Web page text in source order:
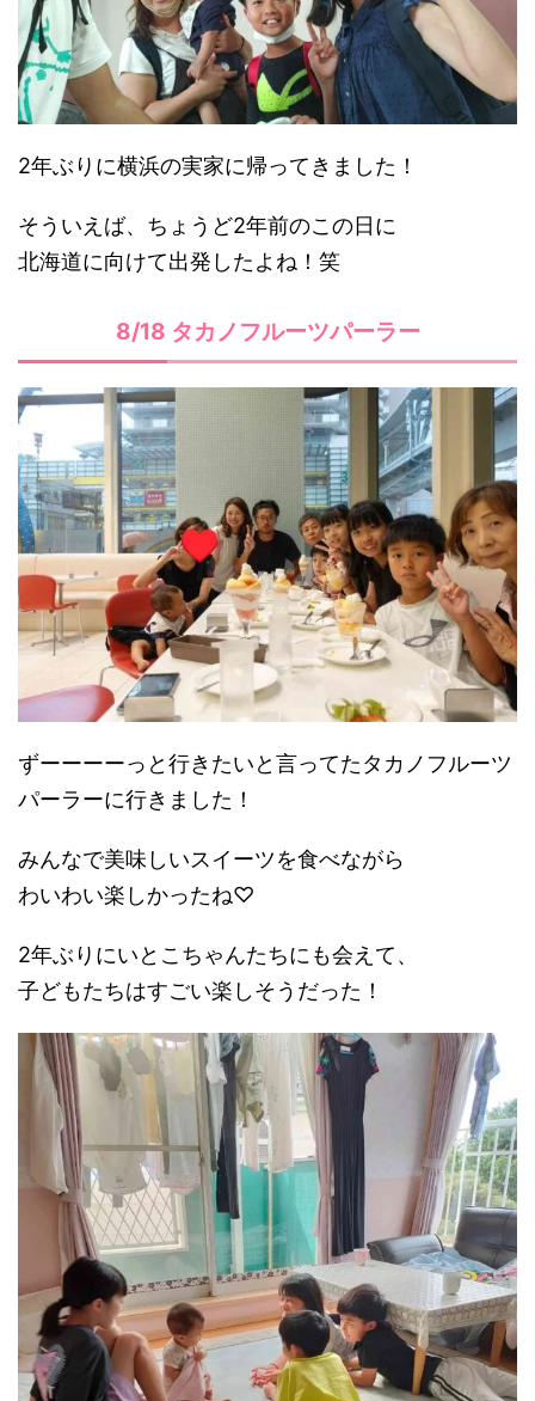
2年ぶりに横浜の実家に帰ってきました！
そういえば、ちょうど2年前のこの日に
北海道に向けて出発したよね！笑
8/18 タカノフルーツパーラー
ずーーーーっと行きたいと言ってたタカノフルーツ
パーラーに行きました！
みんなで美味しいスイーツを食べながら
わいわい楽しかったね♡
2年ぶりにいとこちゃんたちにも会えて、
子どもたちはすごい楽しそうだった！